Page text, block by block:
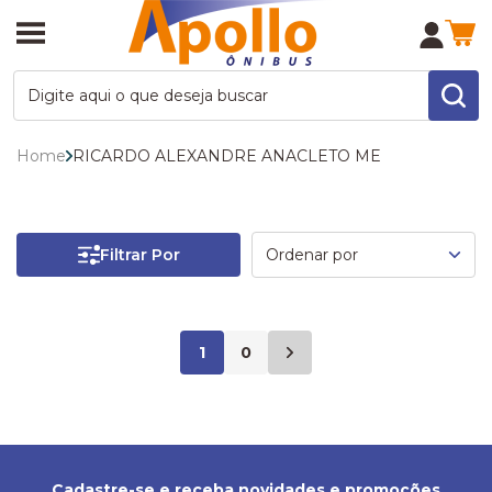
Home RICARDO ALEXANDRE ANACLETO ME
Filtrar Por
1 0